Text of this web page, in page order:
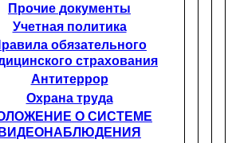
Прочие документы
Учетная политика
обязательного
страхования
Антитеррор
Охрана труда
О СИСТЕМЕ
ВИДЕОНАБЛЮДЕНИЯ